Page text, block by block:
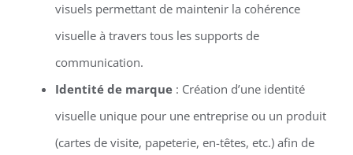
visuels permettant de maintenir la cohérence
visuelle à travers tous les supports de
communication.
Identité de marque: Création d’une identité
visuelle unique pour une entreprise ou un produit
(cartes de visite, papeterie, en-têtes, etc.) afin de